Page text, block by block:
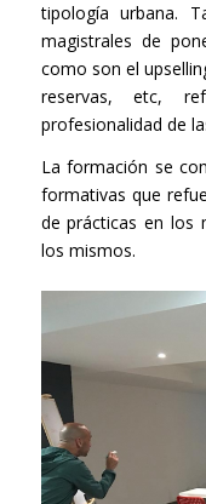
tipología urbana.
magistrales de
como son el
reservas, etc,
profesionalidad de
La formación se
formativas que
de prácticas en los
los mismos.